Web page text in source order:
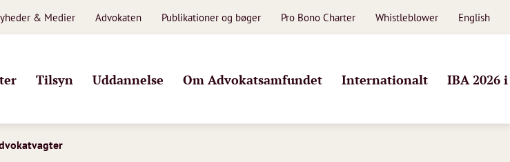
& Medier Advokaten Publikationer og bøger Pro Bono Charter Whistleblower English
Tilsyn Uddannelse Om Advokatsamfundet Internationalt IBA 2026